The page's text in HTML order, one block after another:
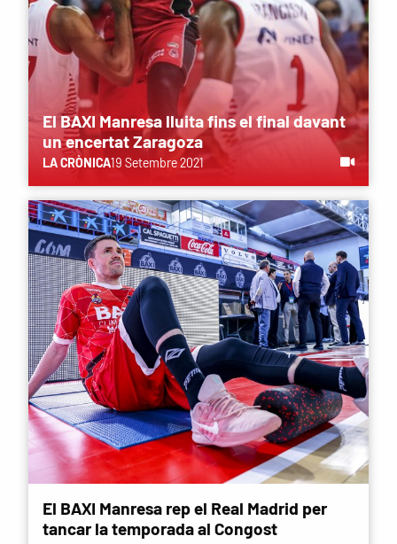
El BAXI Manresa lluita fins el final davant
un encertat Zaragoza
LA CRÒNICA19 Setembre 2021
El BAXI Manresa rep el Real Madrid per
tancar la temporada al Congost